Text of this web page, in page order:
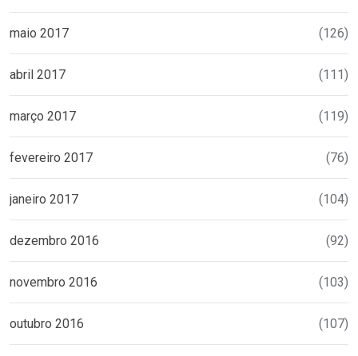
maio 2017 (126)
abril 2017 (111)
março 2017 (119)
fevereiro 2017 (76)
janeiro 2017 (104)
dezembro 2016 (92)
novembro 2016 (103)
outubro 2016 (107)